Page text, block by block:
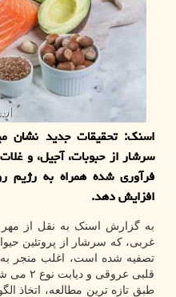
اسنک: تحقیقات جدید نشان
سرشار از حبوبات، آجیل، و
فرآوری شده همراه به رژیم
افزایش دهد.
به گزارش اسنک به نقل از مهر
غربی، که سرشار از پروتئین
تصفیه شده است، اغلب منجر به
قلبی عروقی و دیابت نوع ۲ می شود.
طبق تازه ترین مطالعه، اتخاذ